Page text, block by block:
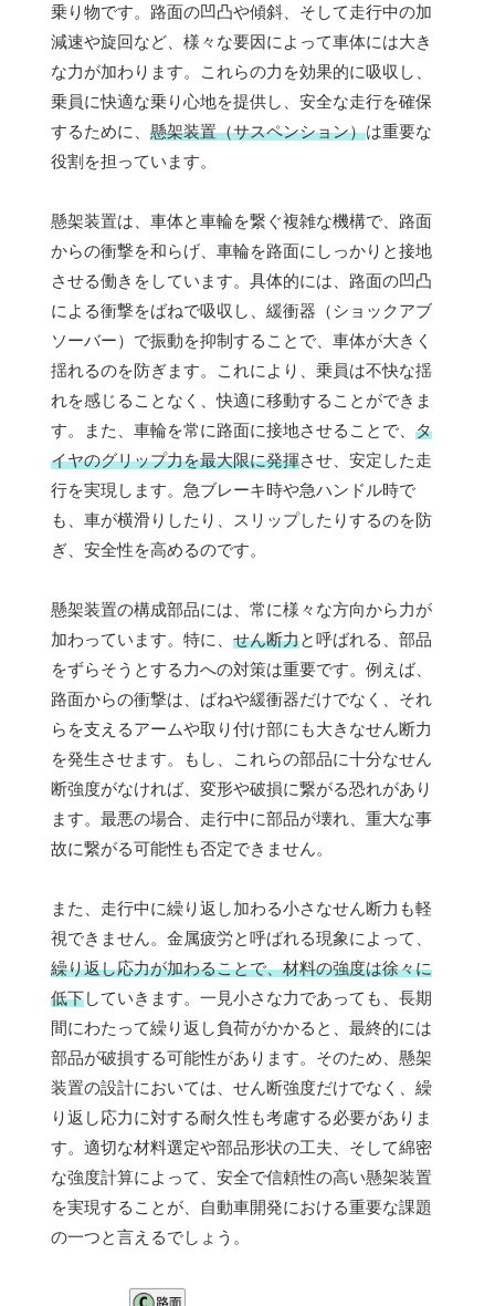
乗り物です。路面の凹凸や傾斜、そして走行中の加
減速や旋回など、様々な要因によって車体には大き
な力が加わります。これらの力を効果的に吸収し、
乗員に快適な乗り心地を提供し、安全な走行を確保
するために、 懸架装置（サスペンション）は重要な
役割を担っています。
懸架装置は、車体と車輪を繋ぐ複雑な機構で、路面
からの衝撃を和らげ、車輪を路面にしっかりと接地
させる働きをしています。具体的には、路面の凹凸
による衝撃をばねで吸収し、緩衝器（ショックアブ
ソーバー）で振動を抑制することで、車体が大きく
揺れるのを防ぎます。これにより、乗員は不快な揺
れを感じることなく、快適に移動することができま
す。また、車輪を常に路面に接地させることで、 タ
イヤのグリップ力を最大限に発揮させ、安定した走
行を実現します。急ブレーキ時や急ハンドル時で
も、車が横滑りしたり、スリップしたりするのを防
ぎ、安全性を高めるのです。
懸架装置の構成部品には、常に様々な方向から力が
加わっています。特に、 せん断力と呼ばれる、部品
をずらそうとする力への対策は重要です。例えば、
路面からの衝撃は、ばねや緩衝器だけでなく、それ
らを支えるアームや取り付け部にも大きなせん断力
を発生させます。もし、これらの部品に十分なせん
断強度がなければ、変形や破損に繋がる恐れがあり
ます。最悪の場合、走行中に部品が壊れ、重大な事
故に繋がる可能性も否定できません。
また、走行中に繰り返し加わる小さなせん断力も軽
視できません。金属疲労と呼ばれる現象によって、
繰り返し応力が加わることで、材料の強度は徐々に
低下していきます。一見小さな力であっても、長期
間にわたって繰り返し負荷がかかると、最終的には
部品が破損する可能性があります。そのため、懸架
装置の設計においては、せん断強度だけでなく、繰
り返し応力に対する耐久性も考慮する必要がありま
す。適切な材料選定や部品形状の工夫、そして綿密
な強度計算によって、安全で信頼性の高い懸架装置
を実現することが、自動車開発における重要な課題
の一つと言えるでしょう。